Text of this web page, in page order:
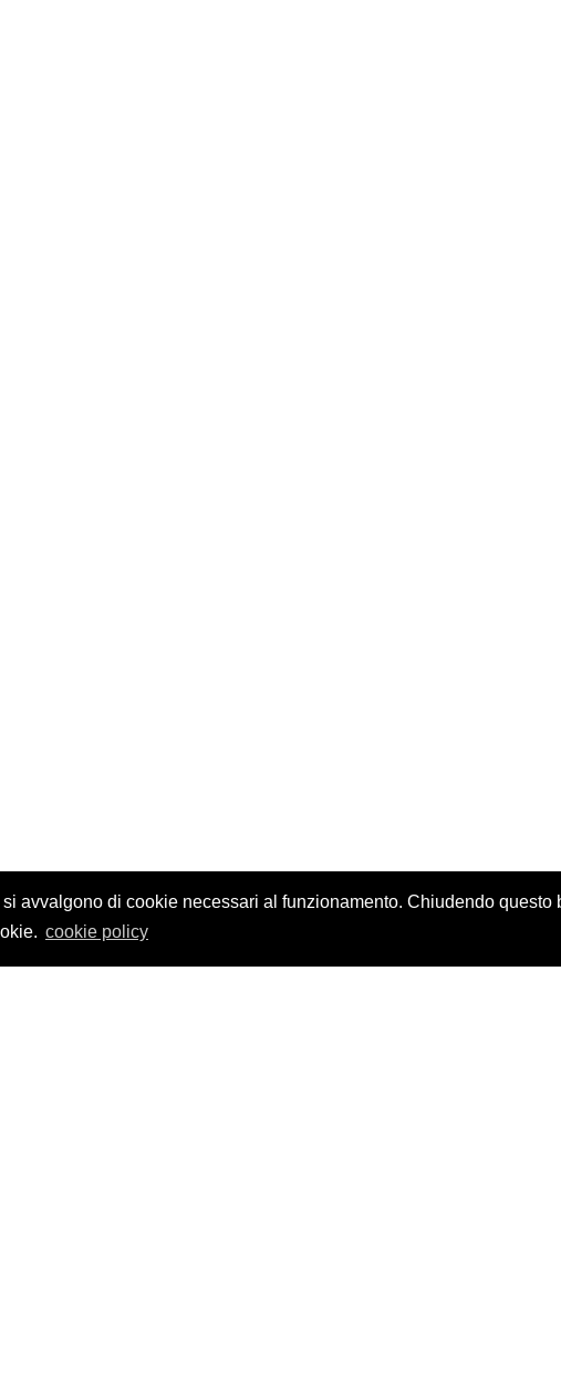
avvalgono di cookie necessari al funzionamento. Chiudendo
cookie policy
design bynikita workstation web_sign